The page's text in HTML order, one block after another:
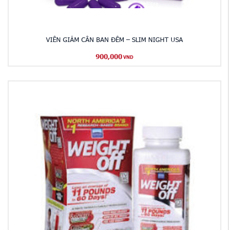
VIÊN GIẢM CÂN BAN ĐÊM – SLIM NIGHT USA
900,000 VND